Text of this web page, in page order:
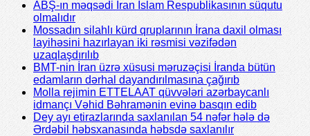
ABŞ-ın məqsədi İran İslam Respublikasının süqutu
olmalıdır
Mossadın silahlı kürd qruplarının İrana daxil olması
layihəsini hazırlayan iki rəsmisi vəzifədən
uzaqlaşdırılıb
BMT-nin İran üzrə xüsusi məruzəçisi İranda bütün
edamların dərhal dayandırılmasına çağırıb
Molla rejimin ETTELAAT qüvvələri azərbaycanlı
idmançı Vəhid Bəhramənin evinə basqın edib
Dey ayı etirazlarında saxlanılan 54 nəfər hələ də
Ərdəbil həbsxanasında həbsdə saxlanılır